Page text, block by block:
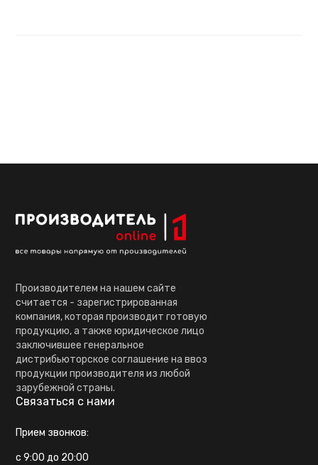
Производителем на нашем сайте
считается - зарегистрированная
компания, которая производит готовую
продукцию, а также юридическое лицо
заключившее генеральное
дистрибьюторское соглашение на ввоз
продукции производителя из любой
зарубежной страны.
Связаться с нами
Прием звонков:
с 9:00 до 20:00